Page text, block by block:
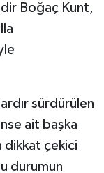
Boğaç Kunt,
sürdürülen
ait başka
dikkat çekici
durumun